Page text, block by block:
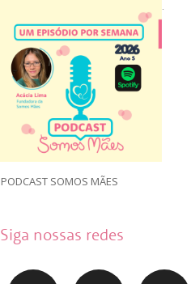
.
PODCAST SOMOS MÃES
Siga nossas redes